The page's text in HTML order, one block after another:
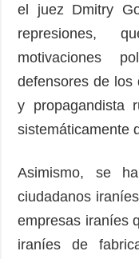
el juez Dmitry
represiones,
motivaciones
defensores de los
y propagandista
sistemáticamente
Asimismo, se
ciudadanos
empresas iraníes
iraníes de